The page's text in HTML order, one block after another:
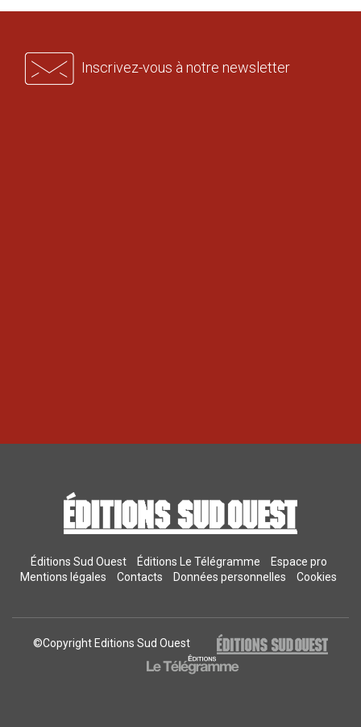
Inscrivez-vous à notre newsletter
Éditions Sud Ouest Éditions Le Télégramme
Espace pro
Mentions légales
Contacts Données personnelles Cookies
©Copyright Editions Sud Ouest